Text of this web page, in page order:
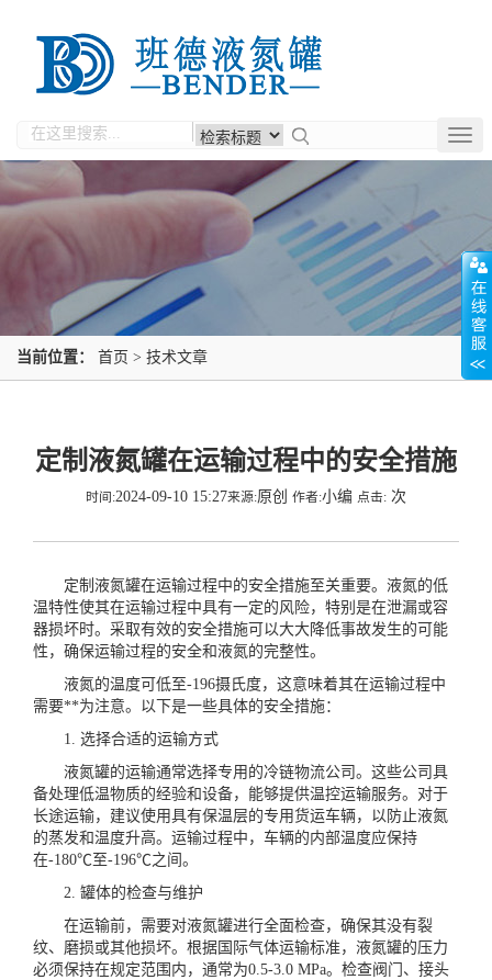
当前位置： 首页 > 技术文章
定制液氮罐在运输过程中的安全措施
时间:2024-09-10 15:27来源:原创 作者:小编 点击: 次
定制液氮罐在运输过程中的安全措施至关重要。液氮的低
温特性使其在运输过程中具有一定的风险，特别是在泄漏或容
器损坏时。采取有效的安全措施可以大大降低事故发生的可能
性，确保运输过程的安全和液氮的完整性。
液氮的温度可低至-196摄氏度，这意味着其在运输过程中
需要**为注意。以下是一些具体的安全措施：
1. 选择合适的运输方式
液氮罐的运输通常选择专用的冷链物流公司。这些公司具
备处理低温物质的经验和设备，能够提供温控运输服务。对于
长途运输，建议使用具有保温层的专用货运车辆，以防止液氮
的蒸发和温度升高。运输过程中，车辆的内部温度应保持
在-180℃至-196℃之间。
2. 罐体的检查与维护
在运输前，需要对液氮罐进行全面检查，确保其没有裂
纹、磨损或其他损坏。根据国际气体运输标准，液氮罐的压力
必须保持在规定范围内，通常为0.5-3.0 MPa。检查阀门、接头